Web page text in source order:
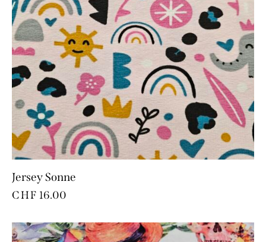
Jersey Sonne
CHF 16.00